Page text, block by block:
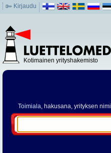
Kirjaudu
Kotimainen yrityshakemisto
Toimiala, hakusana, yrityksen nimi